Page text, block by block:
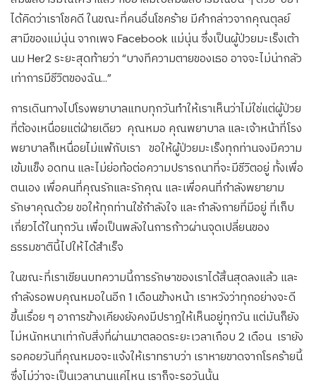
ได้คิดว่าเราโชคดี ในขณะที่คนอื่นโชคร้าย มีคำกล่าวจากคุณตุลย์
สามีของแม่นุ่น จากเพจ Facebook แม่นุ่น ซึ่งเป็นผู้ป่วยมะเร็งเต้า
นม Her2 ระยะสุดท้ายว่า “บางทีความตายของเธอ อาจจะไม่น่ากลัว
เท่าการมีชีวิตของฉัน...”
การเดินทางไปโรงพยาบาลแทบทุกวันทำให้เราเห็นว่าไม่ใช่แต่ผู้ป่วย
ที่ต้องเหนื่อยแต่ฝ่ายเดียว คุณหมอ คุณพยาบาล และเจ้าหน้าที่โรง
พยาบาลก็เหนื่อยไม่แพ้กับเรา ขอให้ผู้ป่วยมะเร็งทุกท่านจงมีความ
เข้มแข็ง อดทน และไม่ย่อท้อต่อความปรารถนาที่จะมีชีวิตอยู่ ทั้งเพื่อ
ตนเอง เพื่อคนที่คุณรักและรักคุณ และเพื่อคนที่กำลังพยายาม
รักษาคุณด้วย ขอให้ทุกท่านใช้กำลังใจ และกำลังกายที่มีอยู่ ที่เก็บ
เกี่ยวได้ในทุกวัน เพื่อเป็นพลังในการก้าวผ่านจุดเปลี่ยนของ
ธรรมชาตินี้ไปให้ได้สำเร็จ
ในขณะที่เราเขียนบทความนี้การรักษาของเราได้สิ้นสุดลงแล้ว และ
กำลังรอพบคุณหมอในอีก 1 เดือนข้างหน้า เราหวังว่าทุกอย่างจะดี
ขึ้นเรื่อย ๆ อาการข้างเคียงยังคงมีปราฎให้เห็นอยู่ทุกวัน แต่มันก็ยัง
ไม่หนักหนาเท่ากับสิ่งที่ผ่านมาตลอดระยะเวลาเกือบ 2 เดือน เรายัง
รอคอยวันที่คุณหมอจะแจ้งให้เราทราบว่า เราหายขาดจากโรคร้ายนี้
ซึ่งไม่ว่าจะเป็นเวลานานแค่ไหน เราก็จะรอวันนั้น